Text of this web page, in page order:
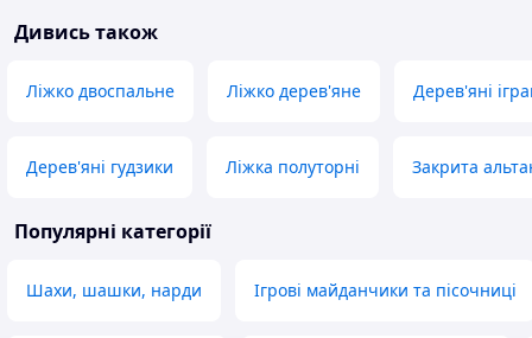
Дивись також
Ліжко двоспальне Ліжко дерев'яне Дерев'яні
Дерев'яні гудзики Ліжка полуторні Закрита
Популярні категорії
Шахи, шашки, нарди Ігрові майданчики та пісочниці